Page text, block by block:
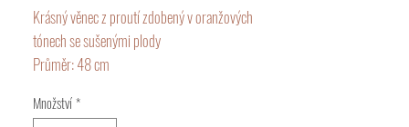
Krásný věnec z proutí zdobený v oranžových
tónech se sušenými plody
Průměr: 48 cm
pro vás dekorace, z nichž každá je jiná a nikdy ne
Množství*